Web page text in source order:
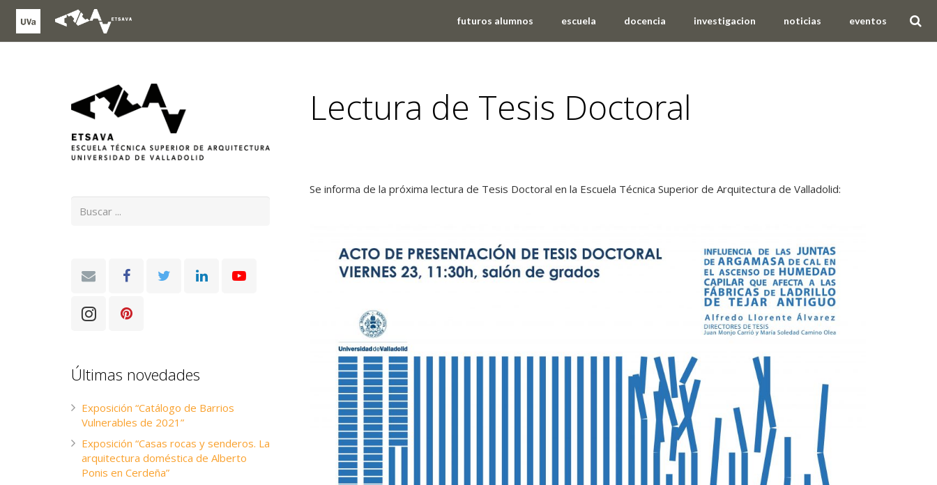
futuros alumnos escuela docencia investigacion noticias eventos
Lectura de Tesis Doctoral
Se informa de la próxima lectura de Tesis Doctoral en la Escuela Técnica Superior de Arquitectura de Valladolid:
Últimas novedades
Exposición “Catálogo de Barrios
Vulnerables de 2021”
Exposición “Casas rocas y senderos. La
arquitectura doméstica de Alberto
Ponis en Cerdeña”